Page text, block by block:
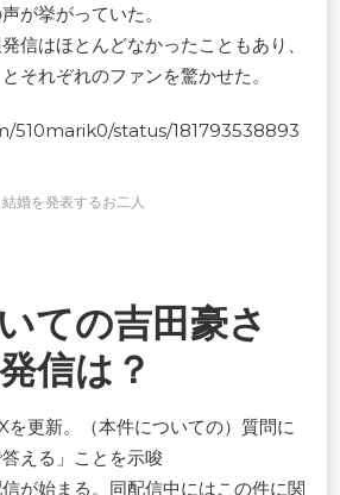
が挙がっていた。
信はほとんどなかったこともあり、
それぞれのファンを驚かせた。
status/181793538893
結婚を発表するお二人
ての吉田豪さ
信は？
を更新。（本件についての）質問に
える」ことを示唆
が始まる。同配信中にはこの件に関